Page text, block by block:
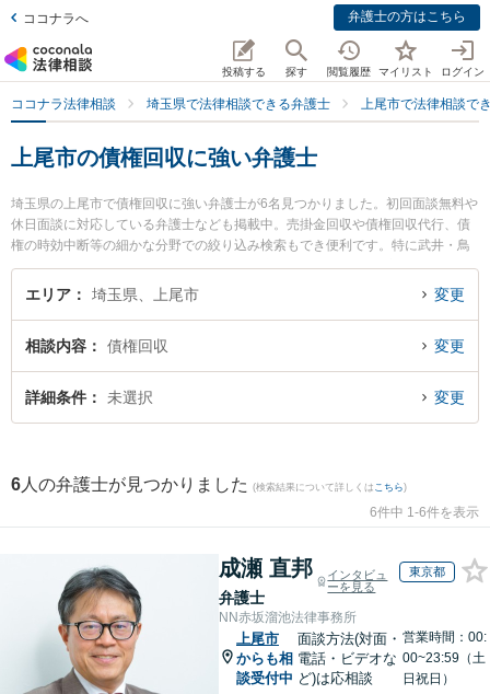
ココナラへ 弁護士の方はこちら
投稿する 探す 閲覧履歴 マイリスト ログイン
ココナラ法律相談 埼玉県で法律相談できる弁護士 上尾市で法律相談で
上尾市の債権回収に強い弁護士
埼玉県の上尾市で債権回収に強い弁護士が6名見つかりました。初回面談無料や
休日面談に対応している弁護士なども掲載中。売掛金回収や債権回収代行、債
権の時効中断等の細かな分野での絞り込み検索もでき便利です。特に武井・鳥
居法律事務所の武井 俊介弁護士や池長・田部法律事務所の池長 宏真弁護士、上
尾あおぞら法律事務所の川村 正衡弁護士のプロフィール情報や弁護士費用、強
近くの弁護士を検索したい』『初回相談無料で債権回収を法律相談できる上尾
市内の弁護士に相談予約したい』などでお困りの相談者さんにおすすめです。
エリア 埼玉県、上尾市 変更
相談内容 債権回収 変更
詳細条件 未選択 変更
6 人の弁護士が見つかりました (検索結果について詳しくは こちら)
6件中 1-6件を表示
成瀬 直邦
弁護士
インタビュ
ーを見る
東京都
NN赤坂溜池法律事務所
上尾市
からも相
談受付中
面談方法(対面・
電話・ビデオな
ど)は応相談
営業時間：00:
00~23:59（土
日祝日）